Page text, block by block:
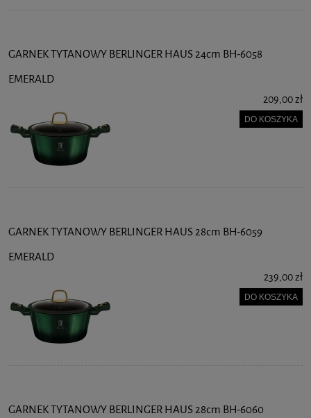
GARNEK TYTANOWY BERLINGER HAUS 24cm BH-6058
EMERALD
209,00 zł
DO KOSZYKA
GARNEK TYTANOWY BERLINGER HAUS 28cm BH-6059
EMERALD
239,00 zł
DO KOSZYKA
GARNEK TYTANOWY BERLINGER HAUS 28cm BH-6060